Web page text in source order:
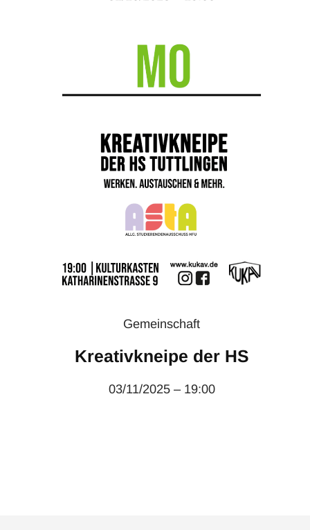
Gemeinschaft
Kreativkneipe der HS
03/11/2025 – 19:00